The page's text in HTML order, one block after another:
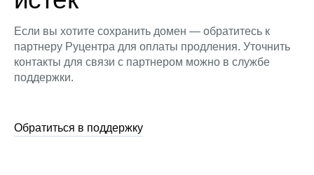
Если вы хотите сохранить домен — обратитесь к
партнеру Руцентра для оплаты продления. Уточнить
контакты для связи с партнером можно в службе
поддержки.
Обратиться в поддержку